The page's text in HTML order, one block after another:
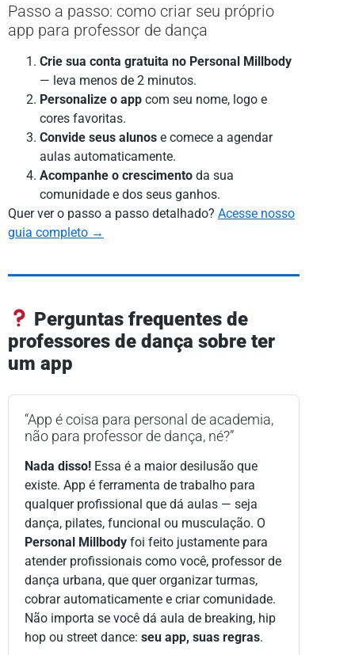
Passo a passo: como criar seu próprio
app para professor de dança
Crie sua conta gratuita no Personal Millbody
— leva menos de 2 minutos.
Personalize o app com seu nome, logo e
cores favoritas.
Convide seus alunos e comece a agendar
aulas automaticamente.
Acompanhe o crescimento da sua
comunidade e dos seus ganhos.
Quer ver o passo a passo detalhado? Acesse nosso
guia completo →
Perguntas frequentes de
professores de dança sobre ter
um app
“App é coisa para personal de academia,
não para professor de dança, né?”
Nada disso! Essa é a maior desilusão que
existe. App é ferramenta de trabalho para
qualquer profissional que dá aulas — seja
dança, pilates, funcional ou musculação. O
Personal Millbody foi feito justamente para
atender profissionais como você, professor de
dança urbana, que quer organizar turmas,
cobrar automaticamente e criar comunidade.
Não importa se você dá aula de breaking, hip
hop ou street dance: seu app, suas regras.